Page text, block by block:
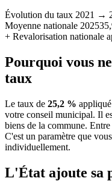
Évolution du taux 2021 →
Moyenne nationale 2025
+ Revalorisation nationale
Pourquoi vous
taux
Le taux de 25,2 %
votre conseil municipal. Il
biens de la commune. Entre
C'est un paramètre que
individuellement.
L'État ajoute sa